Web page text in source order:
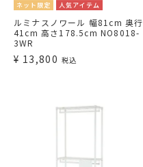
ネット限定
人気アイテム
ルミナスノワール 幅81cm 奥行
41cm 高さ178.5cm NO8018-
3WR
¥ 13,800 税込